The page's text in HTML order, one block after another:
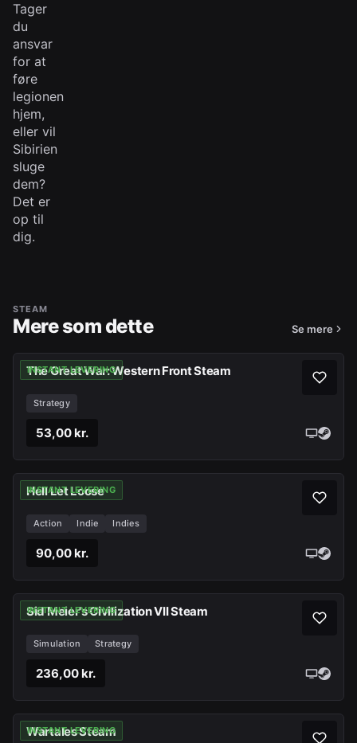
Tager
du
ansvar
for at
føre
legionen
hjem,
eller vil
Sibirien
sluge
dem?
Det er
op til
dig.
STEAM
Mere som dette Se mere
INSTANT LEVERING
The Great War: Western Front Steam
Strategy
53,00 kr.
INSTANT LEVERING
Hell Let Loose
Action Indie Indies
90,00 kr.
INSTANT LEVERING
Sid Meier's Civilization VII Steam
Simulation Strategy
236,00 kr.
INSTANT LEVERING
Wartales Steam